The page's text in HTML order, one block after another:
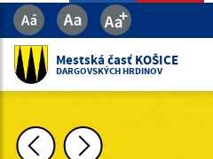
Mestská časť KOŠICE
DARGOVSKÝCH HRDINOV